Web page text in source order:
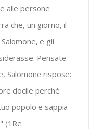
alle persone
che, un giorno, il
e gli
Pensate
Salomone rispose:
docile perché
popolo e sappia
(1Re